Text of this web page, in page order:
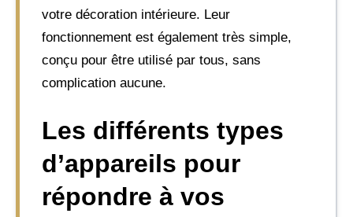
votre décoration intérieure. Leur
fonctionnement est également très simple,
conçu pour être utilisé par tous, sans
complication aucune.
Les différents types
d’appareils pour
répondre à vos